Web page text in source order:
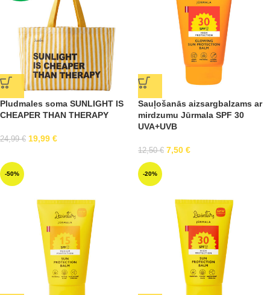
Pludmales soma SUNLIGHT IS
CHEAPER THAN THERAPY
24,99€ 19,99 €
Sauļošanās aizsargbalzams ar
mirdzumu Jūrmala SPF 30
UVA+UVB
12,50€ 7,50 €
-50% -20%